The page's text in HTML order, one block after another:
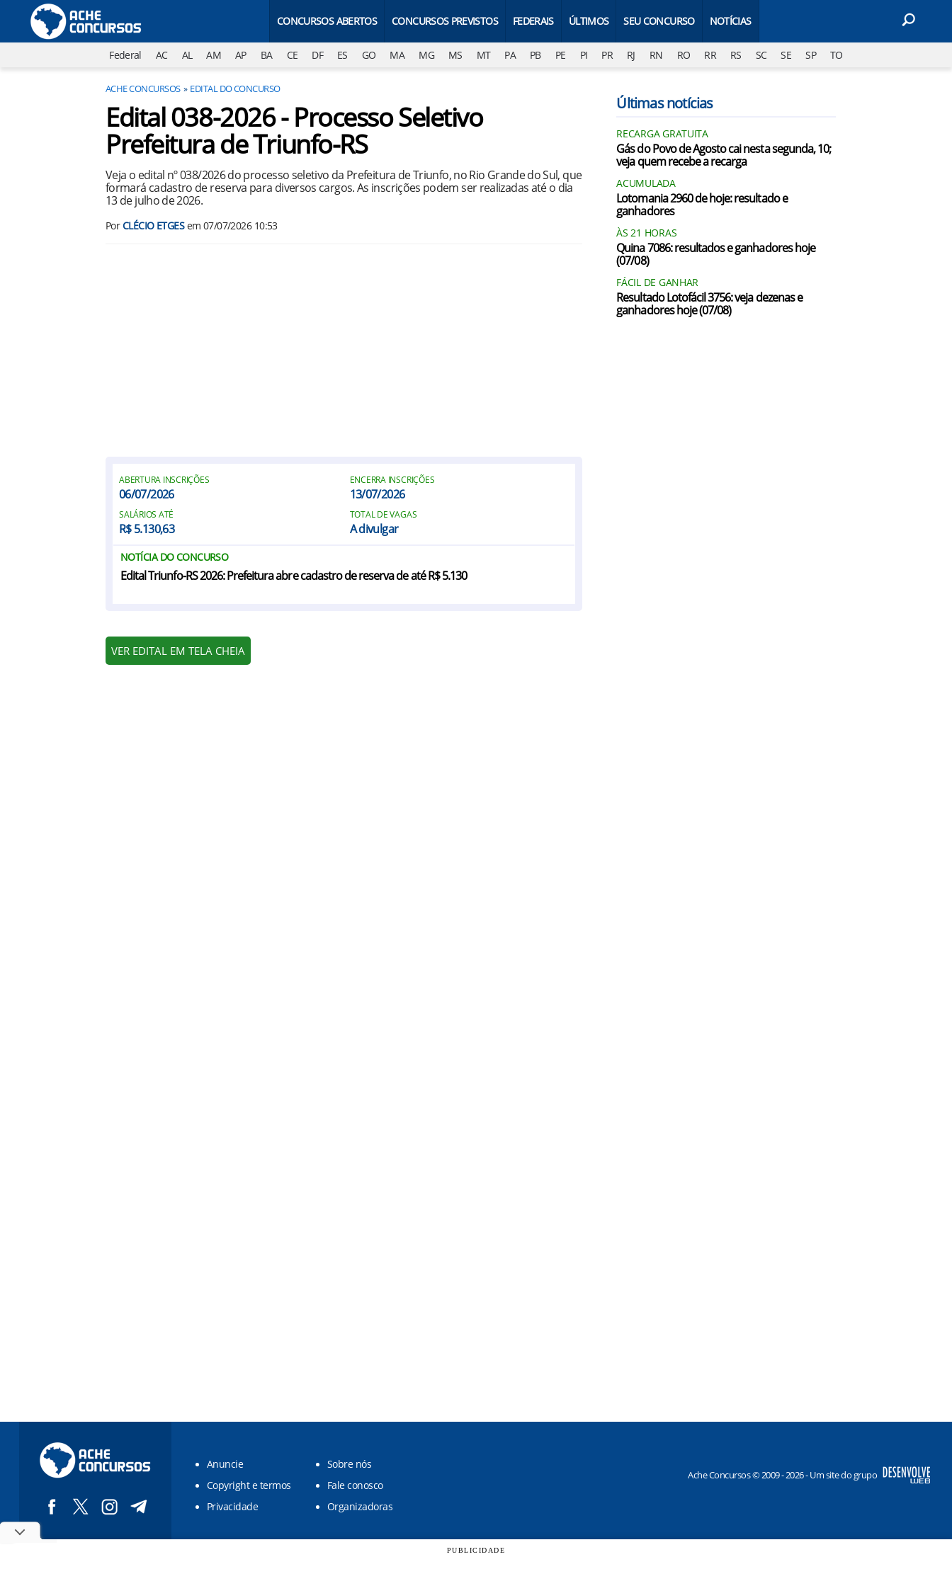
CONCURSOS ABERTOS CONCURSOS PREVISTOS FEDERAIS ÚLTIMOS SEU CONCURSO NOTÍCIAS
Federal AC AL AM AP BA CE DF ES GO MA MG MS MT PA PB PE PI PR RJ RN RO RR RS SC SE SP TO
ACHE CONCURSOS EDITAL DO CONCURSO
Edital 038-2026 - Processo Seletivo
Prefeitura de Triunfo-RS
Veja o edital nº 038/2026 do processo seletivo da Prefeitura de Triunfo, no Rio Grande do Sul, que
formará cadastro de reserva para diversos cargos. As inscrições podem ser realizadas até o dia
13 de julho de 2026.
PorCLÉCIO ETGESem 07/07/2026 10:53
ABERTURA INSCRIÇÕES
06/07/2026
ENCERRA INSCRIÇÕES
13/07/2026
SALÁRIOS ATÉ
R$ 5.130,63
TOTAL DE VAGAS
A divulgar
NOTÍCIA DO CONCURSO
Edital Triunfo-RS 2026: Prefeitura abre cadastro de reserva de até R$ 5.130
VER EDITAL EM TELA CHEIA
Últimas notícias
RECARGA GRATUITA
Gás do Povo de Agosto cai nesta segunda, 10;
veja quem recebe a recarga
ACUMULADA
Lotomania 2960 de hoje: resultado e
ganhadores
ÀS 21 HORAS
Quina 7086: resultados e ganhadores hoje
(07/08)
FÁCIL DE GANHAR
Resultado Lotofácil 3756: veja dezenas e
ganhadores hoje (07/08)
Anuncie
Sobre nós
Copyright e termos
Fale conosco
Privacidade
Organizadoras
Ache Concursos © 2009 - 2026 - Um site do grupo
PUBLICIDADE